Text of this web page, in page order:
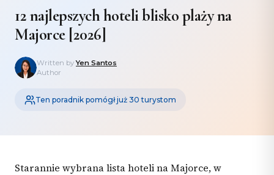
12 najlepszych hoteli blisko plaży na
Majorce [2026]
Written byYen Santos
Author
Ten poradnik pomógł już 30 turystom
Starannie wybrana lista hoteli na Majorce, w